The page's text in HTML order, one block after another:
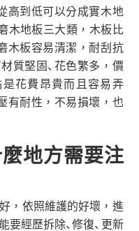
高到低可以分成實木地
木地板三大類，木板比
木板容易清潔，耐刮抗
質堅固、花色繁多，價
花費昂貴而且容易弄
有耐性，不易損壞，也
地方需要注
，依照維護的好壞，進
經歷拆除、修復、更新